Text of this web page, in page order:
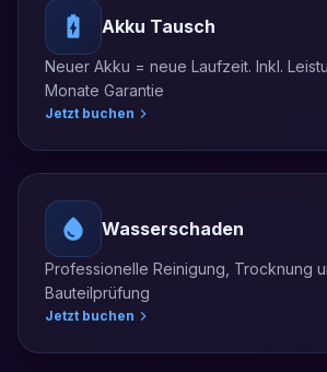
Akku Tausch
Neuer Akku = neue Laufzeit. Inkl.
Monate Garantie
Jetzt buchen
Wasserschaden
Professionelle Reinigung, Trocknung
Bauteilprüfung
Jetzt buchen